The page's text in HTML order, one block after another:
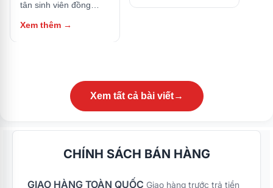
cơm điện
tân sinh viên đồng
đầu cuộc sống tự lập
nhưng đầy đủ tiện nghi
chính là nơi giữ lửa
năng lượng, giúp bạn
ăn thơm ngon, tiết
kiệm chi phí sinh hoạt
và đảm bảo an toàn
đồng hành và hỗ trợ
Xem thêm →
này.
Xem tất cả bài viết→
CHÍNH SÁCH BÁN HÀNG
GIAO HÀNG TOÀN QUỐC Giao hàng trước trả tiền